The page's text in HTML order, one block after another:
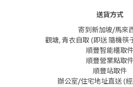
送貨方式
寄到新加坡/馬來
觀塘, 青衣自取 (即送 隨機筷
順豐智能櫃取件
順豐營業點取件
順豐站取件
辦公室/住宅地址直送 (